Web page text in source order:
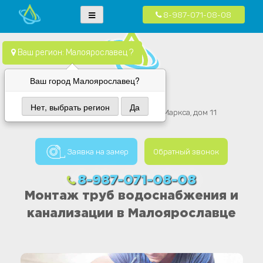
to
content
канализация.
систем водоснабжения, канализации и отопления в частных домах в
Москве и Московской области
Ваш регион: Малоярославец ?
Ваш город Малоярославец?
Нет, выбрать регион Да
8-987-071-08-08
Вода провод
Малоярославец, улица Карла Маркса, дом 11
Заявка на замер Обратный звонок
8-987-071-08-08
Монтаж труб водоснабжения и
канализации в Малоярославце